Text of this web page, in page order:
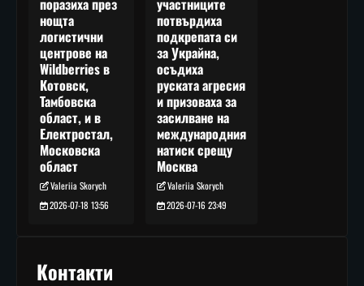
поразиха през
нощта
логистични
центрове на
Wildberries в
Котовск,
Тамбовска
област, и в
Електростал,
Московска
област
Valeriia Skorych
2026-07-18 13:56
участниците
потвърдиха
подкрепата си
за Украйна,
осъдиха
руската агресия
и призоваха за
засилване на
международния
натиск срещу
Москва
Valeriia Skorych
2026-07-16 23:49
Контакти